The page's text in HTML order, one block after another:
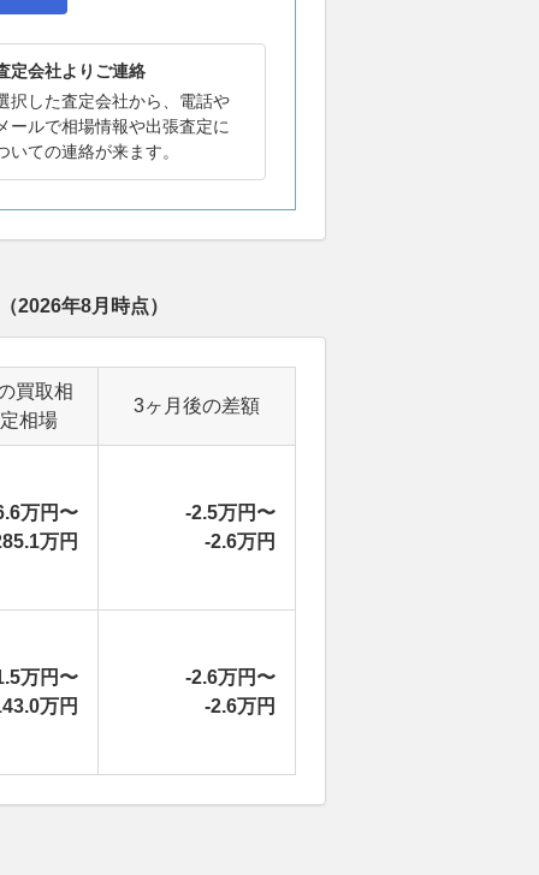
定会社よりご連絡
択した査定会社から、電話や
ールで相場情報や出張査定に
いての連絡が来ます。
（2026年8月 時点）
買取相
相場
3ヶ月後の差額
万円〜
万円
-2.5万円〜
-2.6万円
万円〜
万円
-2.6万円〜
-2.6万円